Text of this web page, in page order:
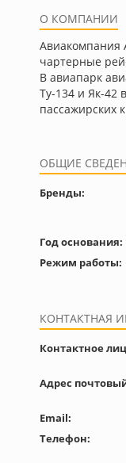
О КОМПАНИИ
Авиакомпания
чартерные
В авиапарк
Ту-134 и Як-42
пассажирских
ОБЩИЕ
Бренды:
Год основания:
Режим работы:
КОНТАКТНАЯ
Контактное
Адрес
Email:
Телефон: